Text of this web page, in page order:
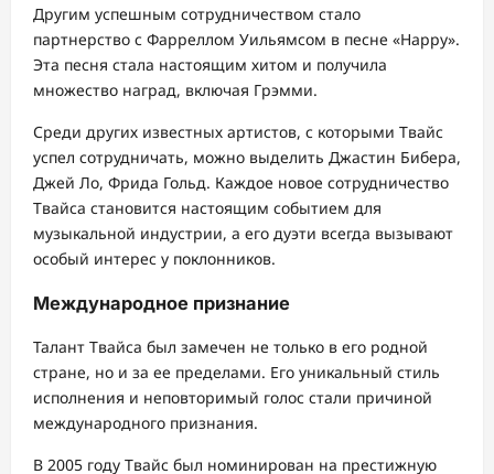
Другим успешным сотрудничеством стало
партнерство с Фарреллом Уильямсом в песне «Happy».
Эта песня стала настоящим хитом и получила
множество наград, включая Грэмми.
Среди других известных артистов, с которыми Твайс
успел сотрудничать, можно выделить Джастин Бибера,
Джей Ло, Фрида Гольд. Каждое новое сотрудничество
Твайса становится настоящим событием для
музыкальной индустрии, а его дуэти всегда вызывают
особый интерес у поклонников.
Международное признание
Талант Твайса был замечен не только в его родной
стране, но и за ее пределами. Его уникальный стиль
исполнения и неповторимый голос стали причиной
международного признания.
В 2005 году Твайс был номинирован на престижную